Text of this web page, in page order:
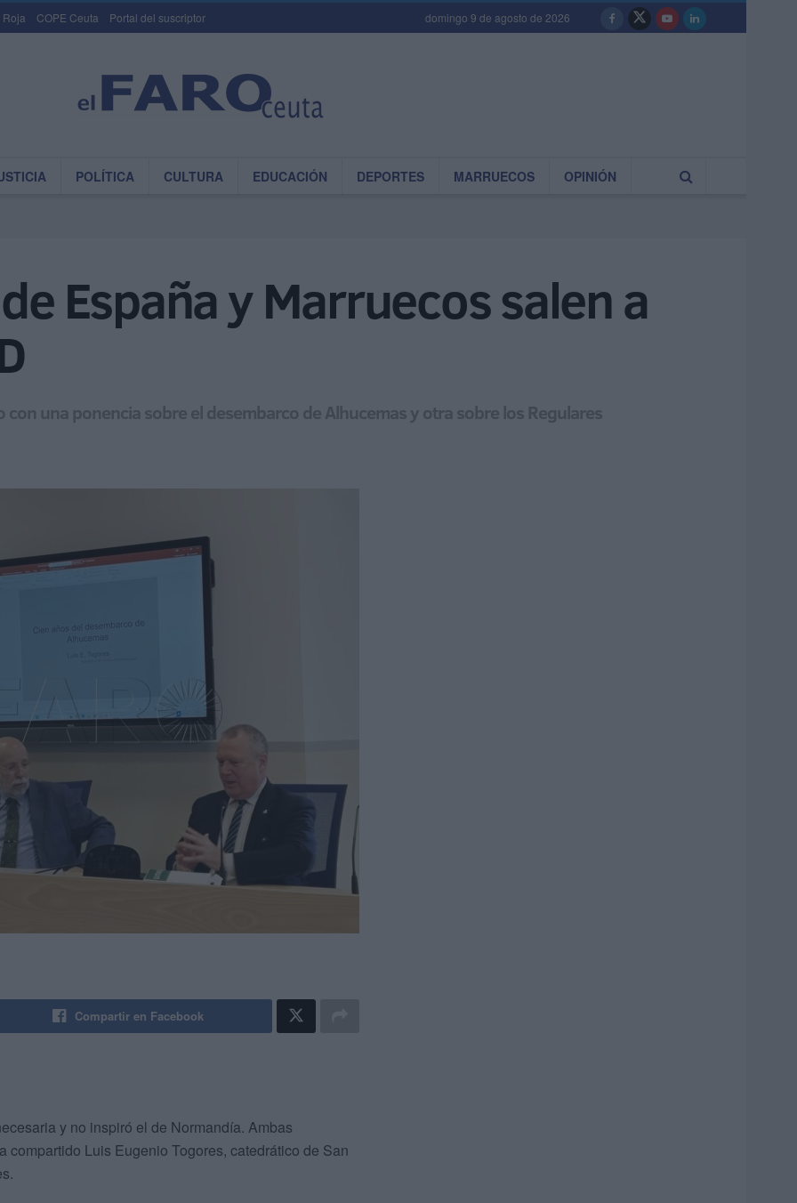
Roja COPE Ceuta Portal del suscriptor domingo 9 de agosto de 2026
POLÍTICA CULTURA EDUCACIÓN DEPORTES MARRUECOS OPINIÓN
España y Marruecos salen a
una ponencia sobre el desembarco de Alhucemas y otra sobre los Regulares
Compartir en Facebook
y no inspiró el de Normandía. Ambas
Luis Eugenio Togores, catedrático de San